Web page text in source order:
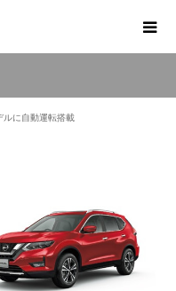
ルに自動運転搭載